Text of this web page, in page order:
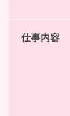
仕事内容